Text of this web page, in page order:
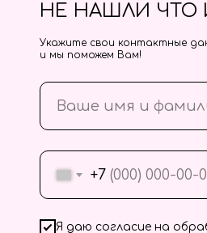
+7
Я даю согласие на
НЕ НАШЛИ ЧТО
Укажите свои контактные
и мы поможем Вам!